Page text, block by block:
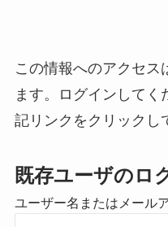
この情報へのアクセス
ます。ログインして
記リンクをクリックし
既存ユーザのロ
ユーザー名またはメール